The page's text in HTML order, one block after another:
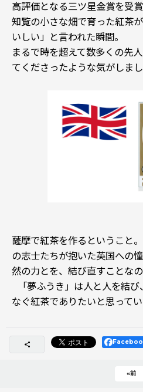
高評価となる三ツ星金賞を受賞
知覧の小さな畑で育った紅茶
いしい」と言われた瞬間。
まるで時を超えて数多くの先
てくださったような気がしまし
――薩摩で紅茶を作るというこ
の志士たちが抱いた英国への
然の力とを、結び直すことなの
「夢ふうき」は人と人を結
なぐ紅茶でありたいと思ってい
«前